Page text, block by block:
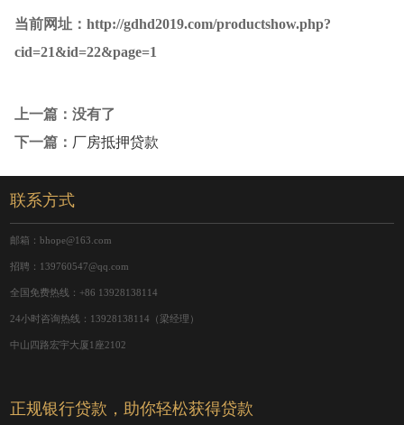
当前网址：http://gdhd2019.com/productshow.php?
cid=21&id=22&page=1
上一篇：没有了
下一篇： 厂房抵押贷款
联系方式
邮箱：bhope@163.com
招聘：139760547@qq.com
全国免费热线：+86 13928138114
24小时咨询热线：13928138114（梁经理）
中山四路宏宇大厦1座2102
正规银行贷款，助你轻松获得贷款